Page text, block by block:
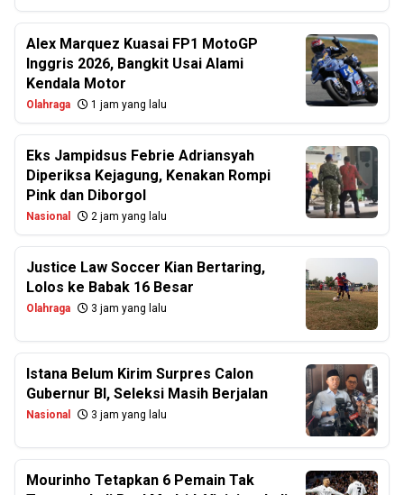
Alex Marquez Kuasai FP1 MotoGP
Inggris 2026, Bangkit Usai Alami
Kendala Motor
Olahraga 1 jam yang lalu
Eks Jampidsus Febrie Adriansyah
Diperiksa Kejagung, Kenakan Rompi
Pink dan Diborgol
Nasional 2 jam yang lalu
Justice Law Soccer Kian Bertaring,
Lolos ke Babak 16 Besar
Olahraga 3 jam yang lalu
Istana Belum Kirim Surpres Calon
Gubernur BI, Seleksi Masih Berjalan
Nasional 3 jam yang lalu
Mourinho Tetapkan 6 Pemain Tak